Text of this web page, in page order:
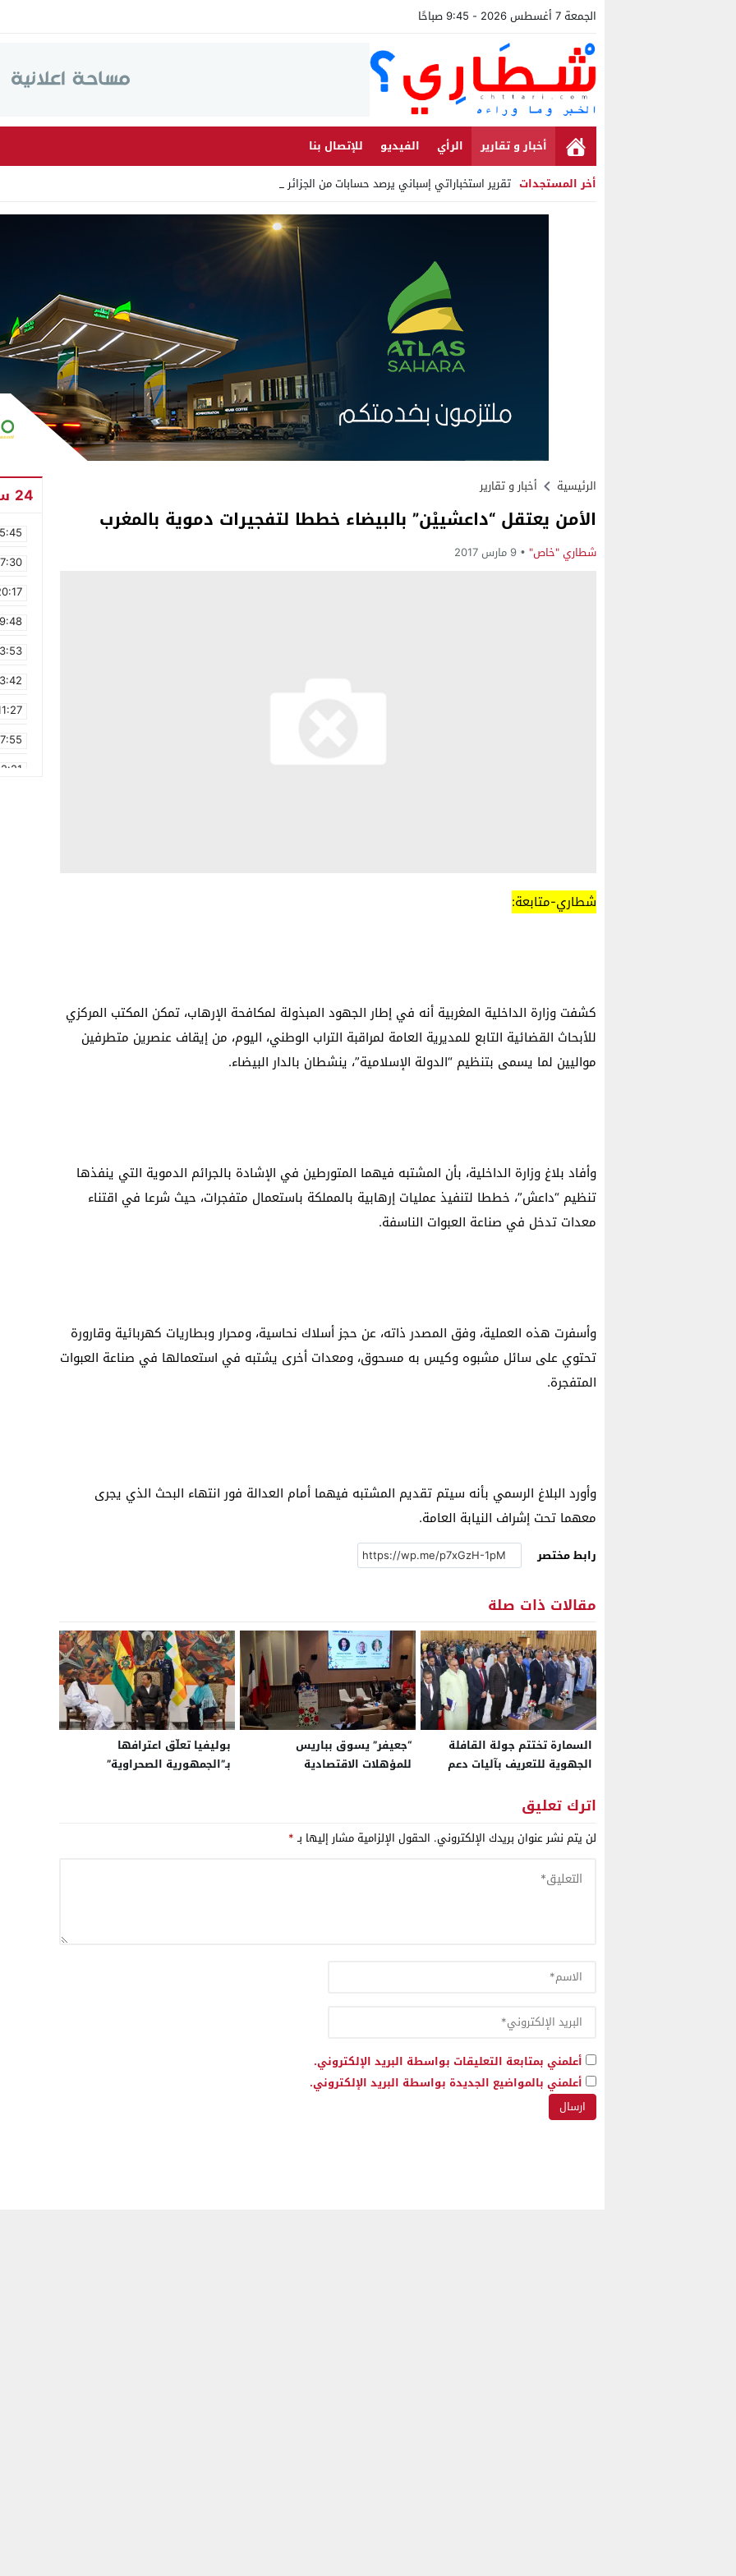
الجمعة 7 أغسطس 2026 - 9:45 صباحًا
أخبار و تقارير الرأي الفيديو
للإتصال بنا
أخر المستجدات تقرير استخباراتي إسباني يرصد حسابات من الجزائر وأرقاما بـ _
Stop
الرئيسية أخبار و تقارير
الأمن يعتقل “داعشييْن” بالبيضاء خططا لتفجيرات دموية بالمغرب
شطاري "خاص" 9 مارس 2017
شطاري-متابعة:
كشفت وزارة الداخلية المغربية أنه في إطار الجهود المبذولة لمكافحة الإرهاب، تمكن المكتب المركزي
للأبحاث القضائية التابع للمديرية العامة لمراقبة التراب الوطني، اليوم، من إيقاف عنصرين متطرفين
مواليين لما يسمى بتنظيم “الدولة الإسلامية”، ينشطان بالدار البيضاء.
وأفاد بلاغ وزارة الداخلية، بأن المشتبه فيهما المتورطين في الإشادة بالجرائم الدموية التي ينفذها
تنظيم “داعش”، خططا لتنفيذ عمليات إرهابية بالمملكة باستعمال متفجرات، حيث شرعا في اقتناء
معدات تدخل في صناعة العبوات الناسفة.
وأسفرت هذه العملية، وفق المصدر ذاته، عن حجز أسلاك نحاسية، ومحرار وبطاريات كهربائية وقارورة
تحتوي على سائل مشبوه وكيس به مسحوق، ومعدات أخرى يشتبه في استعمالها في صناعة العبوات
المتفجرة.
وأورد البلاغ الرسمي بأنه سيتم تقديم المشتبه فيهما أمام العدالة فور انتهاء البحث الذي يجرى
معهما تحت إشراف النيابة العامة.
رابط مختصر
مقالات ذات صلة
السمارة تختتم جولة القافلة
الجهوية للتعريف بآليات دعم
“جعيفر” يسوق بباريس
للمؤهلات الاقتصادية
بوليفيا تعلّق اعترافها
بـ”الجمهورية الصحراوية”
اترك تعليق
لن يتم نشر عنوان بريدك الإلكتروني. الحقول الإلزامية مشار إليها بـ*
أعلمني بمتابعة التعليقات بواسطة البريد الإلكتروني.
أعلمني بالمواضيع الجديدة بواسطة البريد الإلكتروني.
24 ساعة